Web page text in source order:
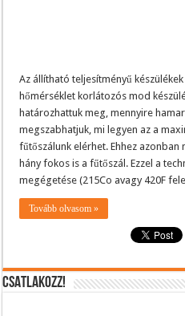
Az állítható teljesítményű
hőmérséklet korlátozós mod
határozhattuk meg, mennyire
megszabhatjuk, mi legyen az a
fűtőszálunk elérhet. Ehhez azonban
hány fokos is a fűtőszál. Ezzel a
megégetése (215Co avagy 420F
Tovább olvasom »
CSATLAKOZZ!